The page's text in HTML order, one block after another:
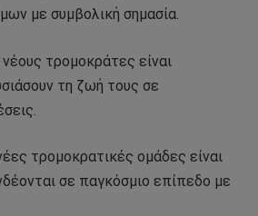
με συμβολική σημασία.
τρομοκράτες είναι
τη ζωή τους σε
τρομοκρατικές ομάδες είναι
σε παγκόσμιο επίπεδο με